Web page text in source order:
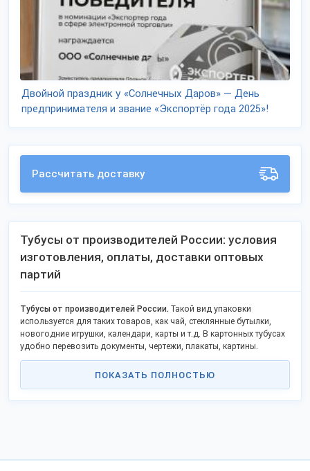
Двойной праздник у «Солнечных Даров» — День
предпринимателя и звание «Экспортёр года 2025»!
Рассчитать доставку
Тубусы от производителей России: условия
изготовления, оплаты, доставки оптовых
партий
Тубусы от производителей России. Такой вид упаковки
используется для таких товаров, как чай, стеклянные бутылки,
новогодние игрушки, календари, карты и т.д. В картонных тубусах
удобно перевозить документы, чертежи, плакаты, картины.
Покупайте оптовые партии из наличия на складе производителей,
заказывайте по индивидуальному дизайну, размеру, с принтом,
логотипом.
ПОКАЗАТЬ ПОЛНОСТЬЮ